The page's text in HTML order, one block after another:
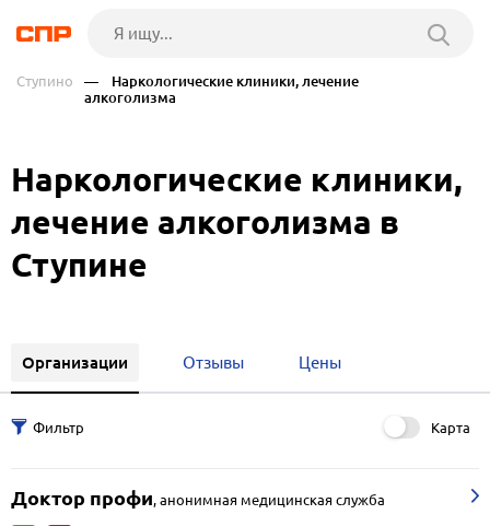
Ступино
— Наркологические клиники, лечение
алкоголизма
Наркологические клиники,
лечение алкоголизма в
Ступине
Организации Отзывы Цены
Карта
Доктор профи,анонимная медицинская служба